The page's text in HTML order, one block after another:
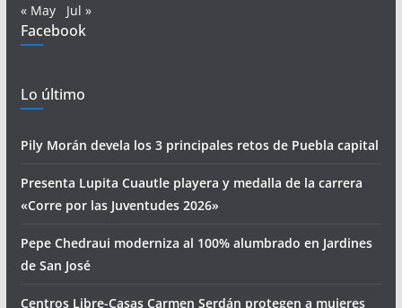
« May Jul »
Facebook
Lo último
Pily Morán devela los 3 principales retos de Puebla capital
Presenta Lupita Cuautle playera y medalla de la carrera
«Corre por las Juventudes 2026»
Pepe Chedraui moderniza al 100% alumbrado en Jardines
de San José
Centros Libre-Casas Carmen Serdán protegen a mujeres